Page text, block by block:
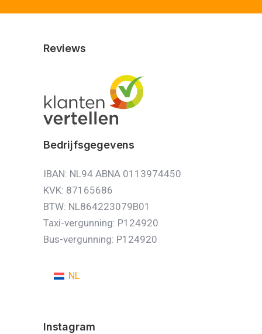
Reviews
Bedrijfsgegevens
IBAN: NL94 ABNA 0113974450
KVK: 87165686
BTW: NL864223079B01
Taxi-vergunning: P124920
Bus-vergunning: P124920
NL
Instagram